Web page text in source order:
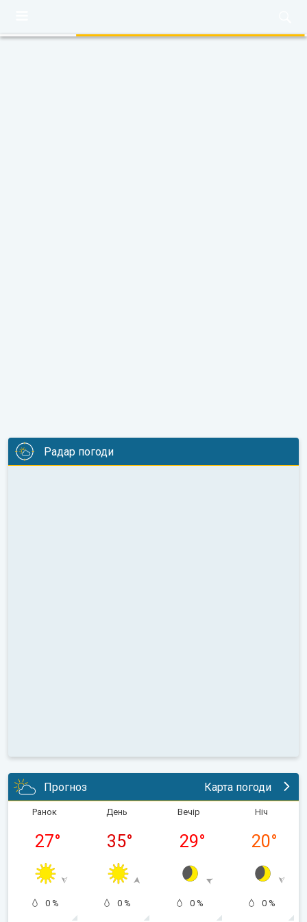
Радар погоди
Прогноз Карта погоди
Ранок
27°
0 %
День
35°
0 %
Вечір
29°
0 %
Ніч
20°
0 %